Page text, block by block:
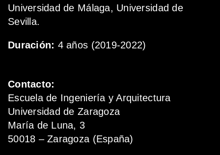
Universidad de Málaga, Universidad de
Sevilla.
Duración: 4 años (2019-2022)
Contacto:
Escuela de Ingeniería y Arquitectura
Universidad de Zaragoza
María de Luna, 3
50018 – Zaragoza (España)